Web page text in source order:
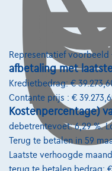
Representatief voorbeeld
afbetaling met
Kredietbedrag: €
Contante prijs : €
Kostenpercentage)
debetrentevoet: 6,29 %.
Terug te betalen in 59
Laatste verhoogde